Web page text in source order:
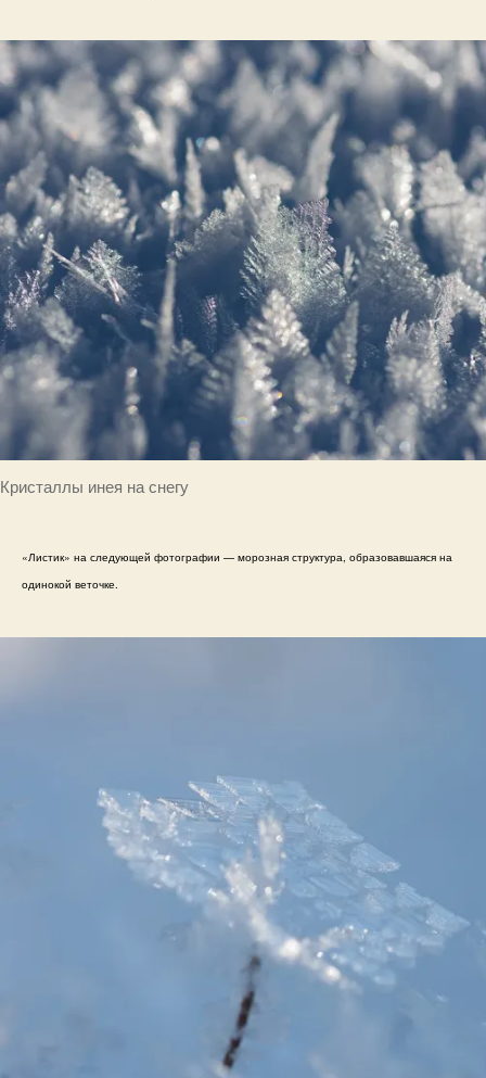
Кристаллы инея на снегу
«Листик» на следующей фотографии — морозная структура, образовавшаяся на
одинокой веточке.